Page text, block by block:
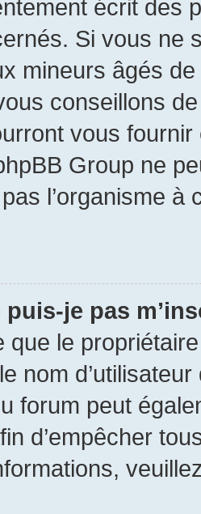
écrit des
Si vous ne
mineurs âgés
conseillons
vous
Group ne
l’organisme
je pas
que le
nom
forum peut
d’empêcher